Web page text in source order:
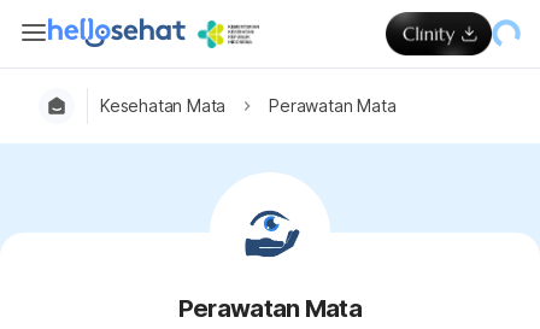
Kesehatan Mata Perawatan Mata
Perawatan Mata